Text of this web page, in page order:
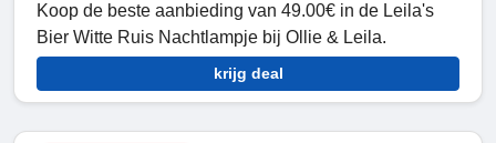
Koop de beste aanbieding van 49.00€ in de Leila's
Bier Witte Ruis Nachtlampje bij Ollie & Leila.
krijg deal